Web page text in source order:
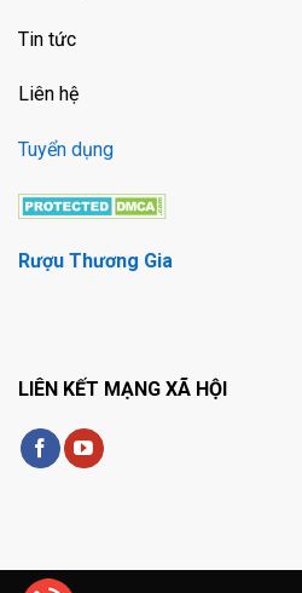
Tin tức
Liên hệ
Tuyển dụng
Rượu Thương Gia
LIÊN KẾT MẠNG XÃ HỘI